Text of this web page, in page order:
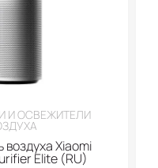
И ОСВЕЖИТЕЛИ
Xiaomi
Elite (RU)